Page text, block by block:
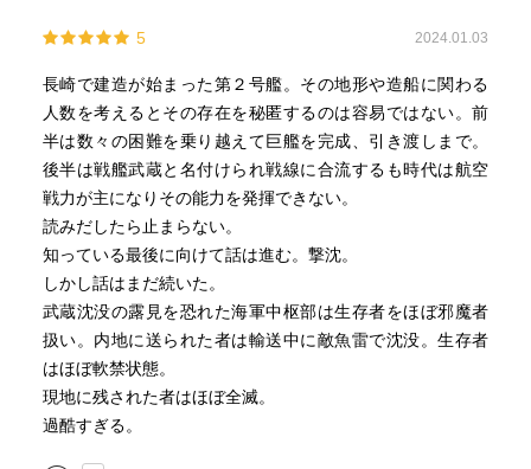
5 2024.01.03
長崎で建造が始まった第２号艦。その地形や造船に関わる
人数を考えるとその存在を秘匿するのは容易ではない。前
半は数々の困難を乗り越えて巨艦を完成、引き渡しまで。
後半は戦艦武蔵と名付けられ戦線に合流するも時代は航空
戦力が主になりその能力を発揮できない。
読みだしたら止まらない。
知っている最後に向けて話は進む。撃沈。
しかし話はまだ続いた。
武蔵沈没の露見を恐れた海軍中枢部は生存者をほぼ邪魔者
扱い。内地に送られた者は輸送中に敵魚雷で沈没。生存者
はほぼ軟禁状態。
現地に残された者はほぼ全滅。
過酷すぎる。